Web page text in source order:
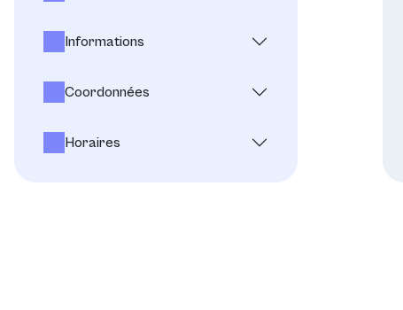
Informations
Coordonnées
Horaires